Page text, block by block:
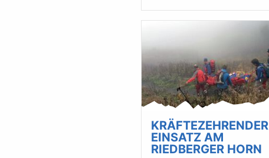
KRÄFTEZEHRENDER
EINSATZ AM
RIEDBERGER HORN